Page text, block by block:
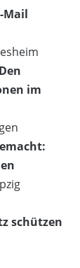
Mail
im
schützen